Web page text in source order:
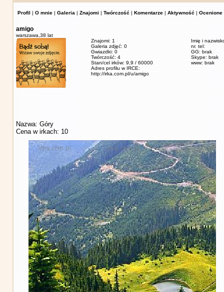
Profil | O mnie | Galeria | Znajomi | Twórczość | Komentarze | Aktywność | Ocenione
amigo
warszawa, 38 lat
Znajomi: 1
Galeria zdjęć: 0
Gwiazdki: 0
Twórczość: 4
Stan/cel irków: 9,9 / 60000
Adres profilu w IRCE:
http://irka.com.pl/u/amigo
Imię i
nr. tel:
GG: brak
Skype: brak
www: brak
Nazwa: Góry
Cena w irkach: 10